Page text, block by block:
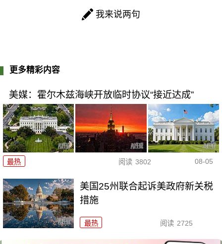
我来说两句
更多精彩内容
美媒：霍尔木兹海峡开放临时协议“接近达成”
最热 阅读 3802 08-05
美国25州联合起诉美政府新关税
措施
最热 阅读 2725